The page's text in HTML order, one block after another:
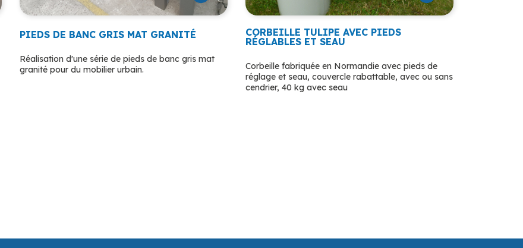
PIEDS DE BANC GRIS MAT GRANITÉ
Réalisation d'une série de pieds de banc gris mat
granité pour du mobilier urbain.
CORBEILLE TULIPE AVEC PIEDS
RÉGLABLES ET SEAU
Corbeille fabriquée en Normandie avec pieds de
réglage et seau, couvercle rabattable, avec ou sans
cendrier, 40 kg avec seau